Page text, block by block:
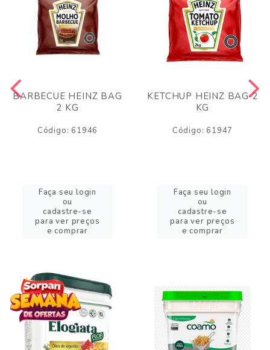
BARBECUE HEINZ BAG
2 KG
Código: 61946
Faça seu login
ou
cadastre-se
para ver preços
e comprar
KETCHUP HEINZ BAG 2
KG
Código: 61947
Faça seu login
ou
cadastre-se
para ver preços
e comprar